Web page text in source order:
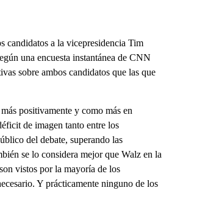
candidatos a la vicepresidencia Tim
una encuesta instantánea de CNN
sobre ambos candidatos que las que
positivamente y como más en
de imagen tanto entre los
del debate, superando las
se lo considera mejor que Walz en la
vistos por la mayoría de los
Y prácticamente ninguno de los